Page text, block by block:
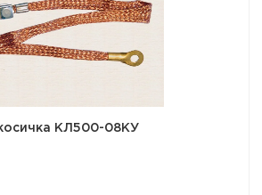
КЛ500-08КУ